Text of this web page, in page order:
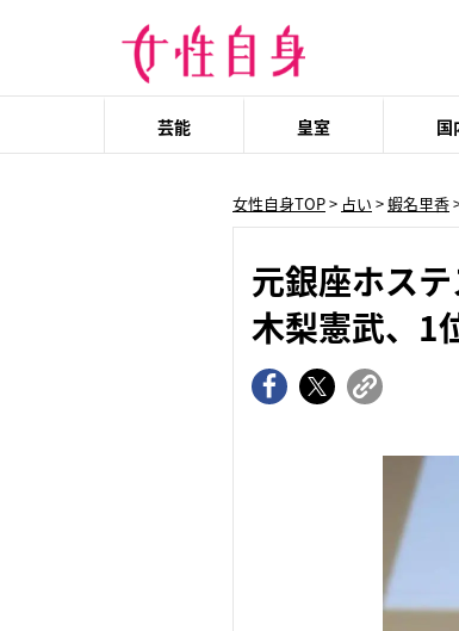
芸能 皇室 国
女性自身TOP> 占い > 蝦名里香
元銀座ホス
木梨憲武、1